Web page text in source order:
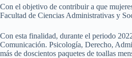
Con el objetivo de contribuir a que
Facultad de Ciencias Administrativas y
Con esta finalidad, durante el periodo
Comunicación. Psicología, Derecho,
más de doscientos paquetes de toallas